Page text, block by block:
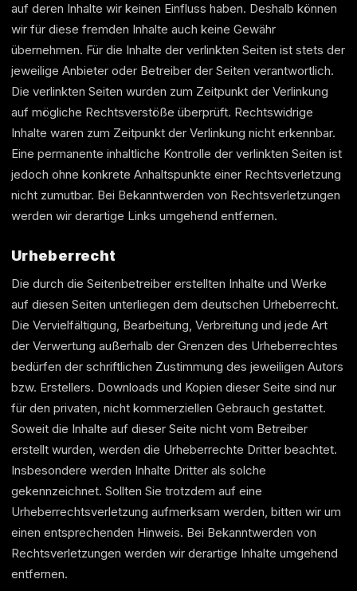
auf deren Inhalte wir keinen Einfluss haben. Deshalb können
wir für diese fremden Inhalte auch keine Gewähr
übernehmen. Für die Inhalte der verlinkten Seiten ist stets der
jeweilige Anbieter oder Betreiber der Seiten verantwortlich.
Die verlinkten Seiten wurden zum Zeitpunkt der Verlinkung
auf mögliche Rechtsverstöße überprüft. Rechtswidrige
Inhalte waren zum Zeitpunkt der Verlinkung nicht erkennbar.
Eine permanente inhaltliche Kontrolle der verlinkten Seiten ist
jedoch ohne konkrete Anhaltspunkte einer Rechtsverletzung
nicht zumutbar. Bei Bekanntwerden von Rechtsverletzungen
werden wir derartige Links umgehend entfernen.
Urheberrecht
Die durch die Seitenbetreiber erstellten Inhalte und Werke
auf diesen Seiten unterliegen dem deutschen Urheberrecht.
Die Vervielfältigung, Bearbeitung, Verbreitung und jede Art
der Verwertung außerhalb der Grenzen des Urheberrechtes
bedürfen der schriftlichen Zustimmung des jeweiligen Autors
bzw. Erstellers. Downloads und Kopien dieser Seite sind nur
für den privaten, nicht kommerziellen Gebrauch gestattet.
Soweit die Inhalte auf dieser Seite nicht vom Betreiber
erstellt wurden, werden die Urheberrechte Dritter beachtet.
Insbesondere werden Inhalte Dritter als solche
gekennzeichnet. Sollten Sie trotzdem auf eine
Urheberrechtsverletzung aufmerksam werden, bitten wir um
einen entsprechenden Hinweis. Bei Bekanntwerden von
Rechtsverletzungen werden wir derartige Inhalte umgehend
entfernen.